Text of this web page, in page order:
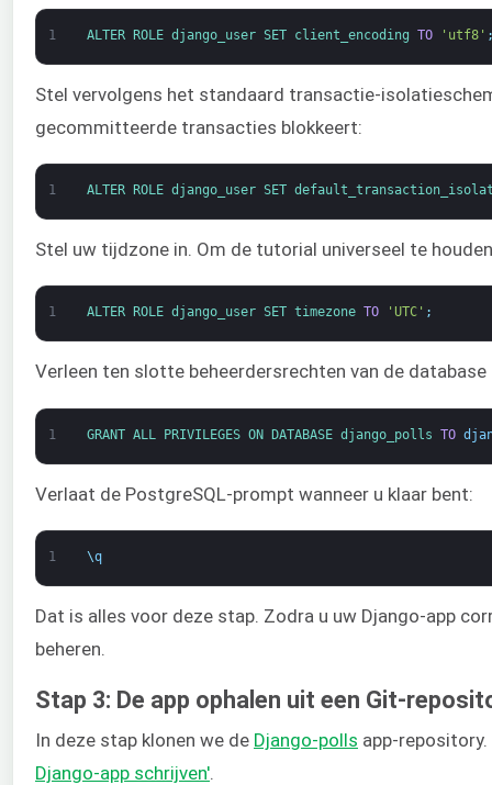
1 ALTER ROLE django_user SET client_encoding TO 'utf8'
Stel vervolgens het standaard transactie-
gecommitteerde transacties blokkeert:
1 ALTER ROLE django_user SET
Stel uw tijdzone in. Om de tutorial universeel te
1 ALTER ROLE django_user SET timezone TO 'UTC' ;
Verleen ten slotte beheerdersrechten van de database
1 GRANT ALL PRIVILEGES ON DATABASE django_polls TO
Verlaat de PostgreSQL-prompt wanneer u klaar bent:
1 \q
Dat is alles voor deze stap. Zodra u uw Django-app
beheren.
Stap 3: De app ophalen uit een Git-
In deze stap klonen we de Django-polls app-
Django-app schrijven'